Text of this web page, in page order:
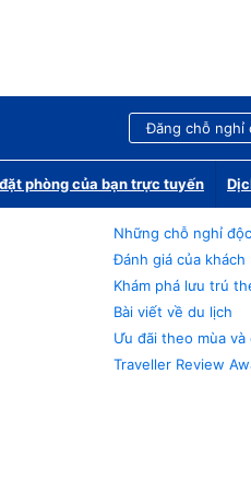
Đăng chỗ nghỉ
phòng của bạn trực tuyến
Những chỗ nghỉ
Đánh giá của khách
Khám phá lưu trú
Bài viết về du lịch
Ưu đãi theo mùa và
Traveller Review